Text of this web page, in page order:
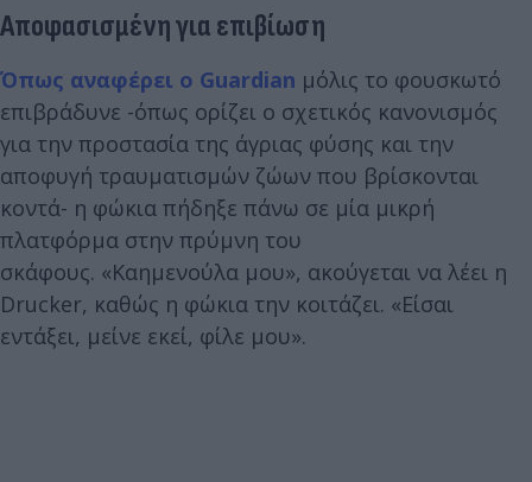
Αποφασισμένη για επιβίωση
Όπως αναφέρει ο Guardian μόλις το φουσκωτό
επιβράδυνε -όπως ορίζει ο σχετικός κανονισμός
για την προστασία της άγριας φύσης και την
αποφυγή τραυματισμών ζώων που βρίσκονται
κοντά- η φώκια πήδηξε πάνω σε μία μικρή
πλατφόρμα στην πρύμνη του
σκάφους. «Καημενούλα μου», ακούγεται να λέει η
Drucker, καθώς η φώκια την κοιτάζει. «Είσαι
εντάξει, μείνε εκεί, φίλε μου».